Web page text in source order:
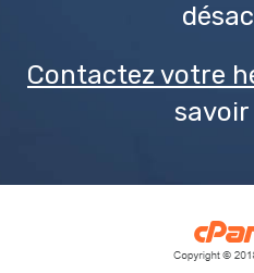
Contactez votre